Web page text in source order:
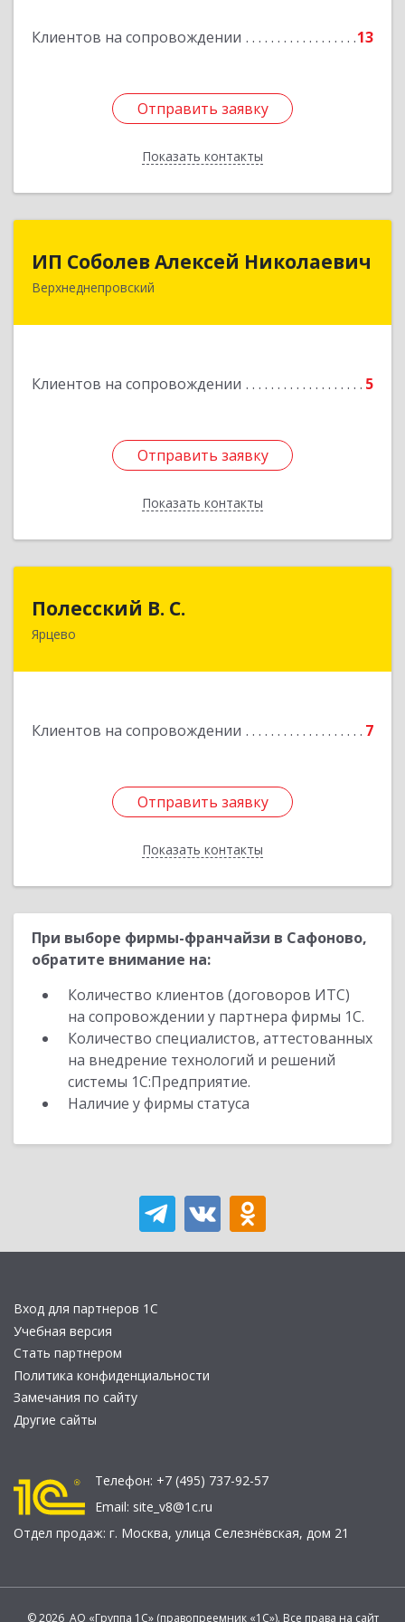
Клиентов на сопровождении 13
Отправить заявку
Показать контакты
Отправить заявку
Назад
ИП Соболев Алексей Николаевич
Верхнеднепровский
Клиентов на сопровождении 5
Отправить заявку
Показать контакты
ИП Соболев Алексей Николаевич
Отправить заявку
Назад
Полесский В. С.
Ярцево
Клиентов на сопровождении 7
Отправить заявку
Показать контакты
Отправить заявку
Назад
При выборе фирмы-франчайзи в Сафоново,
обратите внимание на:
Количество клиентов (договоров ИТС)
на сопровождении у партнера фирмы 1С.
Количество специалистов, аттестованных
на внедрение технологий и решений
системы 1С:Предприятие.
Наличие у фирмы статуса
Вход для партнеров 1С
Учебная версия
Стать партнером
Политика конфиденциальности
Замечания по сайту
Другие сайты
Телефон: +7 (495) 737-92-57
Email: site_v8@1c.ru
Отдел продаж: г. Москва, улица Селезнёвская, дом 21
© 2026 АО «Группа 1С» (правопреемник «1С»). Все права на сайт